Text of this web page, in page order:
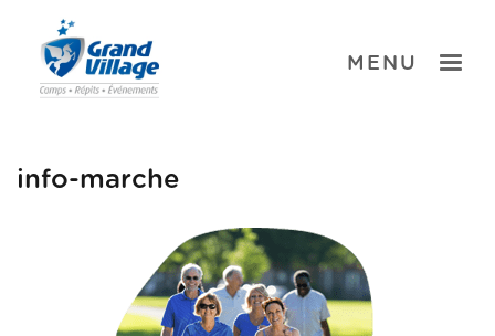
content
TOGGLE
MENU
info-marche